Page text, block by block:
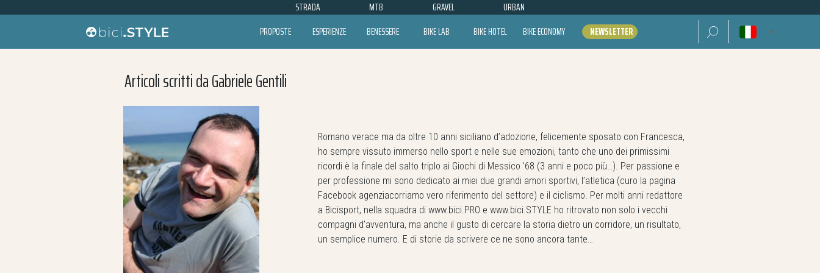
STRADA MTB GRAVEL URBAN
Navigazione principale PROPOSTE ESPERIENZE BENESSERE BIKE LAB BIKE HOTEL BIKE ECONOMY NEWSLETTER Ricerca per:
Articoli scritti da Gabriele Gentili
Romano verace ma da oltre 10 anni siciliano d’adozione, felicemente sposato con Francesca,
ho sempre vissuto immerso nello sport e nelle sue emozioni, tanto che uno dei primissimi
ricordi è la finale del salto triplo ai Giochi di Messico ’68 (3 anni e poco più…). Per passione e
per professione mi sono dedicato ai miei due grandi amori sportivi, l’atletica (curo la pagina
Facebook agenziacorriamo vero riferimento del settore) e il ciclismo. Per molti anni redattore
a Bicisport, nella squadra di www.bici.PRO e www.bici.STYLE ho ritrovato non solo i vecchi
compagni d’avventura, ma anche il gusto di cercare la storia dietro un corridore, un risultato,
un semplice numero. E di storie da scrivere ce ne sono ancora tante…